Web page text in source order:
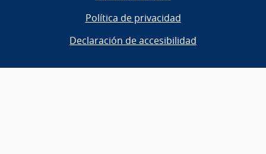
Política de privacidad
Declaración de accesibilidad